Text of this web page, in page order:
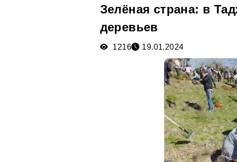
Зелёная страна: в
деревьев
1216 19.01.2024